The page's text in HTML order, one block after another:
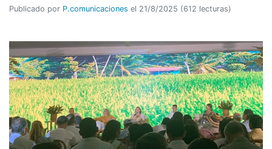
Publicado por P.comunicaciones el 21/8/2025 (612 lecturas)